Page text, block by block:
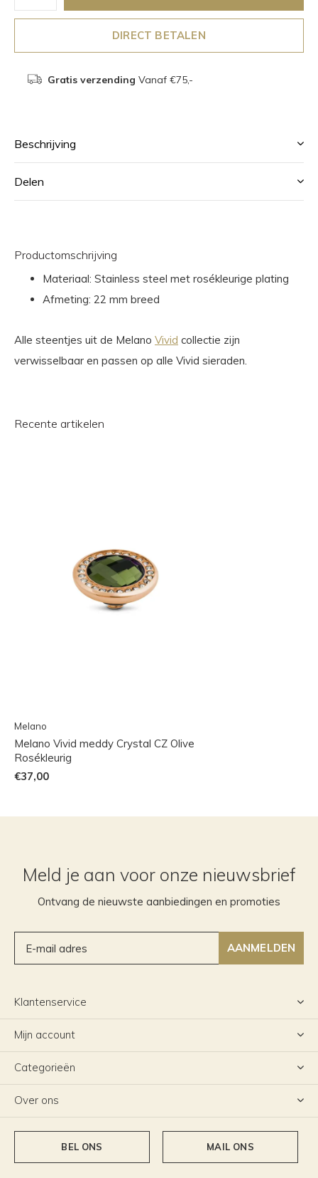
DIRECT BETALEN
Gratis verzending Vanaf €75,-
Beschrijving
Delen
Productomschrijving
Materiaal: Stainless steel met rosékleurige plating
Afmeting: 22 mm breed
Alle steentjes uit de Melano Vivid collectie zijn
verwisselbaar en passen op alle Vivid sieraden.
Recente artikelen
Melano
Melano Vivid meddy Crystal CZ Olive
Rosékleurig
€37,00
Meld je aan voor onze nieuwsbrief
Ontvang de nieuwste aanbiedingen en promoties
AANMELDEN
Klantenservice
Mijn account
Categorieën
Over ons
BEL ONS MAIL ONS